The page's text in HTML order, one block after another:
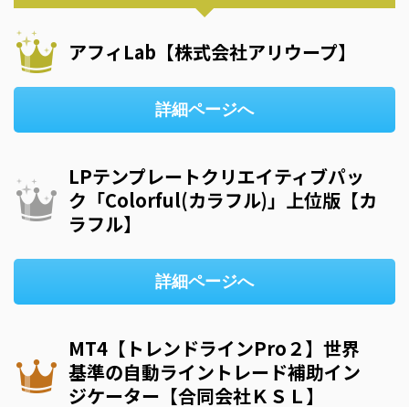
アフィLab【株式会社アリウープ】
詳細ページへ
LPテンプレートクリエイティブパッ
ク「Colorful(カラフル)」上位版【カ
ラフル】
詳細ページへ
MT4【トレンドラインPro２】世界
基準の自動ライントレード補助イン
ジケーター【合同会社ＫＳＬ】